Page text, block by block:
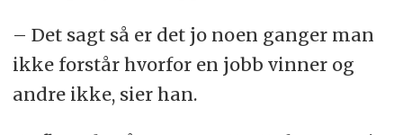
– Det sagt så er det jo noen ganger man
ikke forstår hvorfor en jobb vinner og
andre ikke, sier han.